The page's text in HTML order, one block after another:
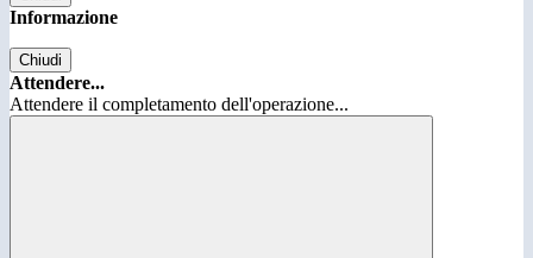
Informazione
Chiudi
Attendere...
Attendere il completamento dell'operazione...